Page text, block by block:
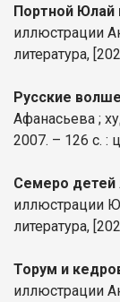
Портной Юлай
иллюстрации
литература,
Русские
Афанасьева ;
2007. – 126 с. :
Семеро детей
иллюстрации
литература,
Торум и
иллюстрации